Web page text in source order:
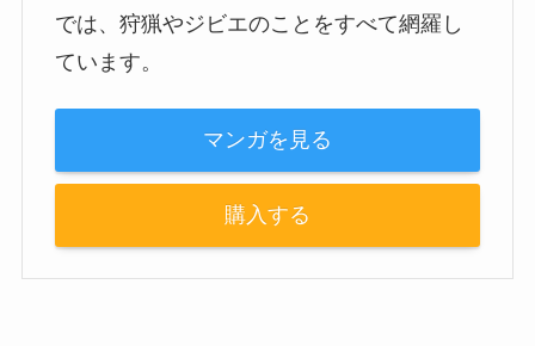
では、狩猟やジビエのことをすべて網羅し
ています。
マンガを見る
購入する